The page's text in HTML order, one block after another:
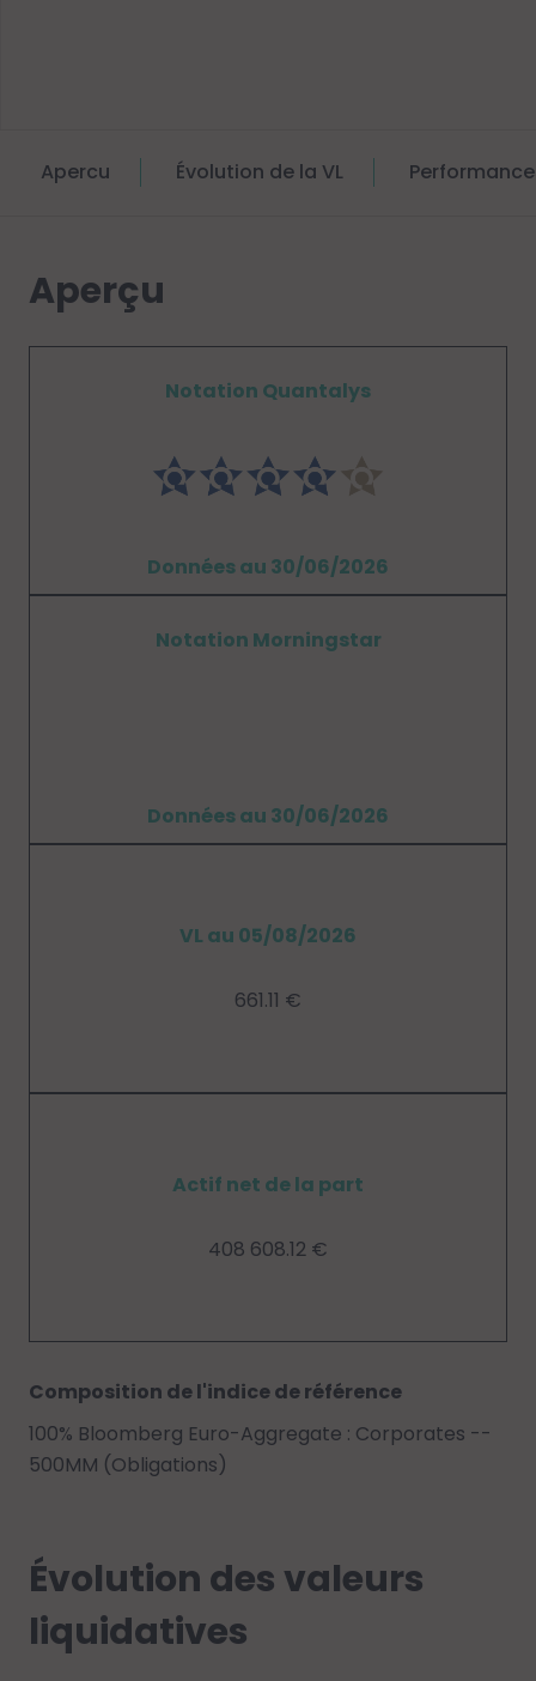
Apercu Évolution de la VL
Aperçu
Notation Quantalys
Données au 30/06/2026
Notation Morningstar
Données au 30/06/2026
VL au 05/08/2026
661.11 €
Actif net de la part
408 608.12 €
Composition de l'indice de référence
100% Bloomberg Euro-Aggregate : Corporates --
500MM (Obligations)
Évolution des valeurs
liquidatives